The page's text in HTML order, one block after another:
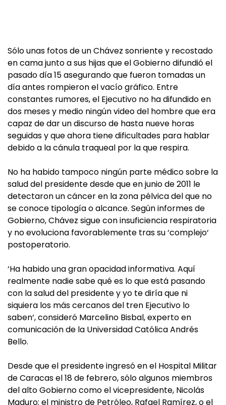
Sólo unas fotos de un Chávez sonriente y recostado
en cama junto a sus hijas que el Gobierno difundió el
pasado día 15 asegurando que fueron tomadas un
día antes rompieron el vacío gráfico. Entre
constantes rumores, el Ejecutivo no ha difundido en
dos meses y medio ningún video del hombre que era
capaz de dar un discurso de hasta nueve horas
seguidas y que ahora tiene dificultades para hablar
debido a la cánula traqueal por la que respira.
No ha habido tampoco ningún parte médico sobre la
salud del presidente desde que en junio de 2011 le
detectaron un cáncer en la zona pélvica del que no
se conoce tipología o alcance. Según informes de
Gobierno, Chávez sigue con insuficiencia respiratoria
y no evoluciona favorablemente tras su ‘complejo‘
postoperatorio.
‘Ha habido una gran opacidad informativa. Aquí
realmente nadie sabe qué es lo que está pasando
con la salud del presidente y yo te diría que ni
siquiera los más cercanos del tren Ejecutivo lo
saben‘, consideró Marcelino Bisbal, experto en
comunicación de la Universidad Católica Andrés
Bello.
Desde que el presidente ingresó en el Hospital Militar
de Caracas el 18 de febrero, sólo algunos miembros
del alto Gobierno como el vicepresidente, Nicolás
Maduro; el ministro de Petróleo, Rafael Ramírez, o el